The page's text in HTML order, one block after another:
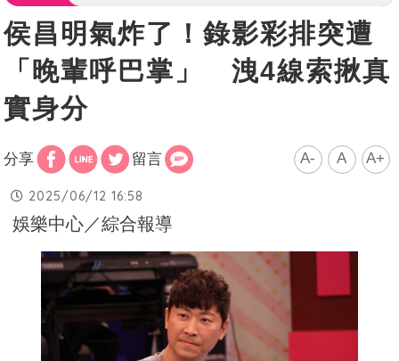
侯昌明氣炸了！錄影彩排突遭
「晚輩呼巴掌」 洩4線索揪真
實身分
分享 留言 A- A A+
2025/06/12 16:58
娛樂中心／綜合報導